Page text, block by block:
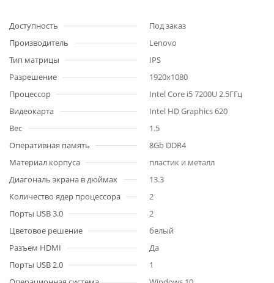
Доступность
Под заказ
Производитель
Lenovo
Тип матрицы
IPS
Разрешение
1920x1080
Процессор
Intel Core i5 7200U 2.5ГГц
Видеокарта
Intel HD Graphics 620
Вес
1.5
Оперативная память
8Gb DDR4
Материал корпуса
пластик и металл
Диагональ экрана в дюймах
13.3
Количество ядер процессора
2
Порты USB 3.0
2
Цветовое решение
белый
Разъем HDMI
Да
Порты USB 2.0
1